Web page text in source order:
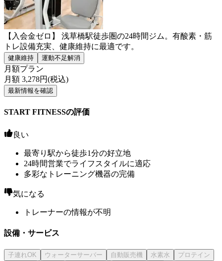
【入会金ゼロ】 浅草橋駅徒歩圏の24時間ジム。有酸素・筋
トレ設備充実、健康維持に最適です。
健康維持 運動不足解消
月額プラン
月額 3,278円(税込)
最新情報を確認
START FITNESSの評価
良い
最寄り駅から徒歩1分の好立地
24時間営業でライフスタイルに適応
多彩なトレーニング機器の完備
気になる
トレーナーの情報が不明
設備・サービス